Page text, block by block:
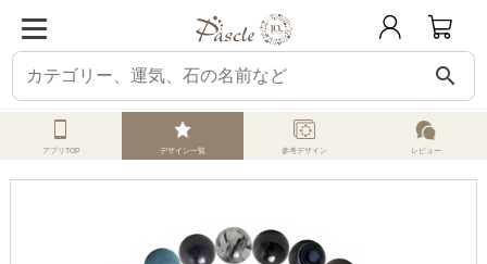
search
ホーム オーダーメイド みんなのデザイン アクアマリン（
アプリTOP デザイン一覧 参考デザイン レビュー